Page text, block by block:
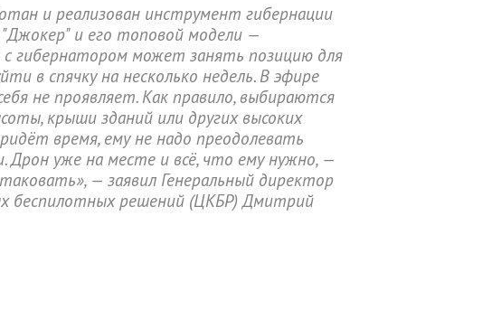
и реализован инструмент гибернации
"Джокер" и его топовой модели —
гибернатором может занять позицию для
в спячку на несколько недель. В эфире
не проявляет. Как правило, выбираются
крыши зданий или других высоких
время, ему не надо преодолевать
Дрон уже на месте и всё, что ему нужно, —
— заявил Генеральный директор
беспилотных решений (ЦКБР) Дмитрий